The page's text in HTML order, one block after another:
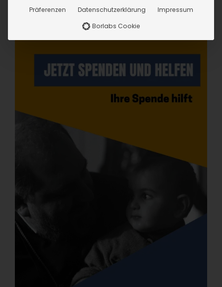
Präferenzen Datenschutzerklärung
Impressum
Borlabs Cookie